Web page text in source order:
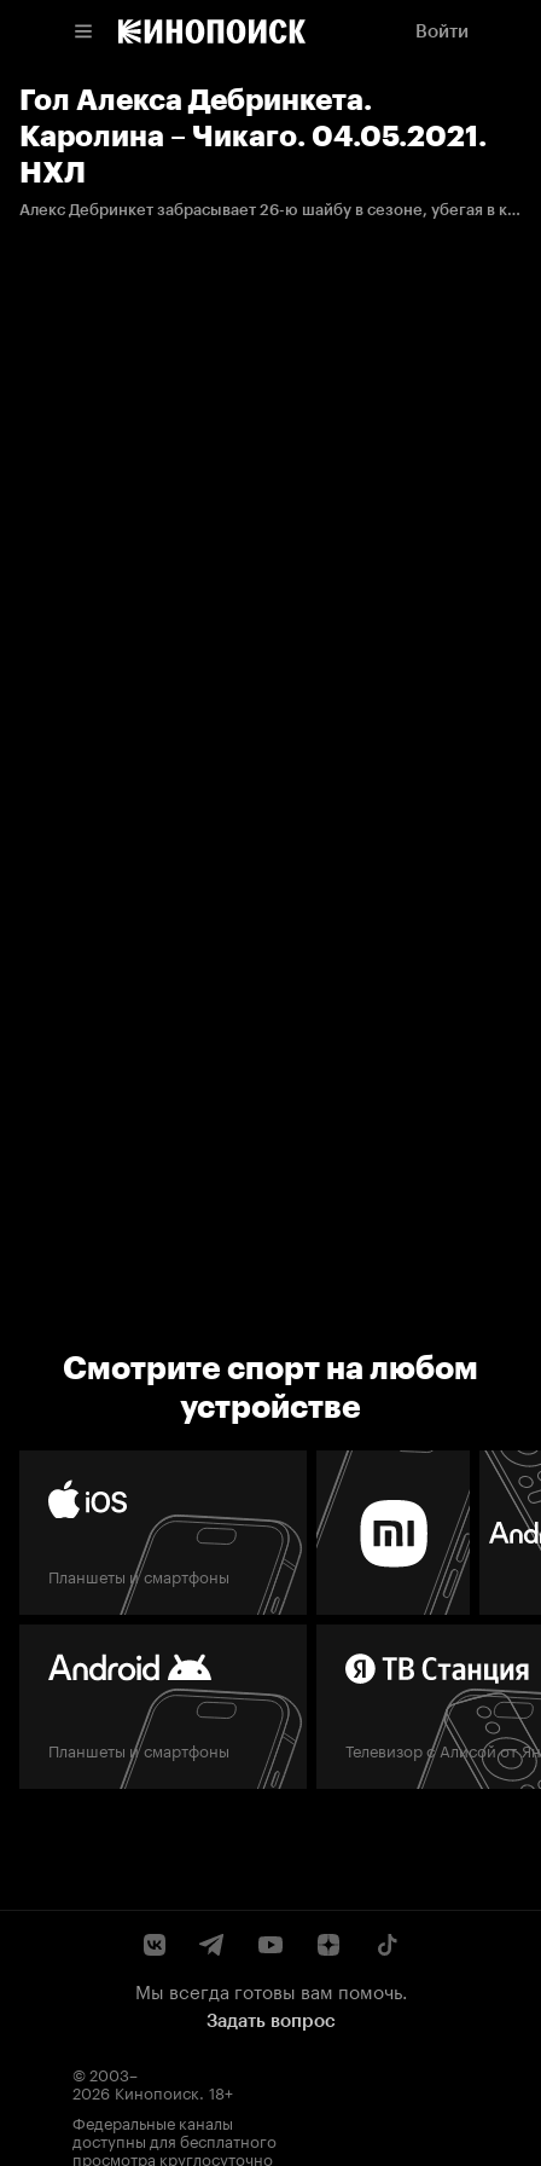
Войти
Гол Алекса Дебринкета.
Каролина – Чикаго. 04.05.2021.
НХЛ
Алекс Дебринкет забрасывает 26-ю шайбу в сезоне, убегая в контратаку после паса Доминика Кубалика
Смотрите спорт на любом
устройстве
Планшеты и смартфоны
Планшеты и смартфоны Телевизор с Алисой от
Мы всегда готовы вам помочь.
Задать вопрос
© 2003–
2026 Кинопоиск. 18+
Федеральные каналы
доступны для бесплатного
просмотра круглосуточно